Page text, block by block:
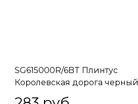
SG615000R/6BT Плинтус
Королевская дорога черный
обрезной 60х9,5